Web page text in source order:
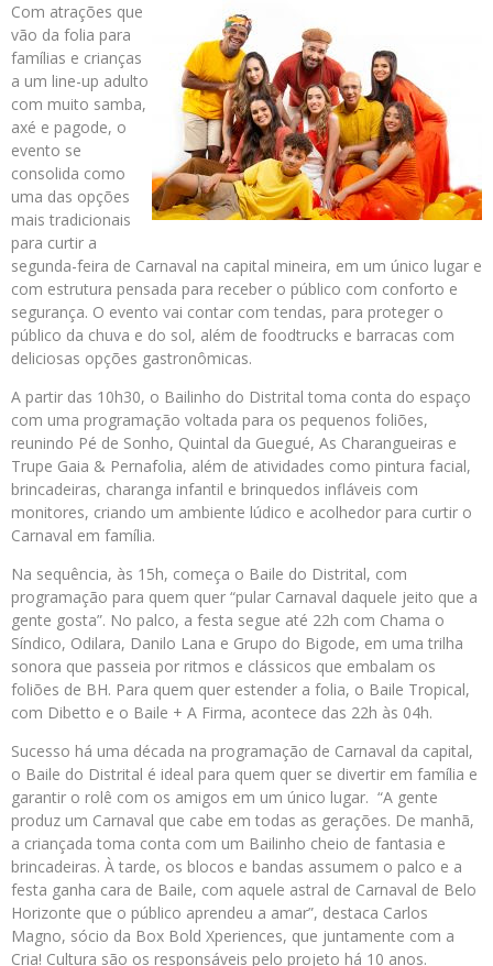
Com atrações que
vão da folia para
famílias e crianças
a um line-up adulto
com muito samba,
axé e pagode, o
evento se
consolida como
uma das opções
mais tradicionais
para curtir a
segunda-feira de Carnaval na capital mineira, em um único lugar e
com estrutura pensada para receber o público com conforto e
segurança. O evento vai contar com tendas, para proteger o
público da chuva e do sol, além de foodtrucks e barracas com
deliciosas opções gastronômicas.
A partir das 10h30, o Bailinho do Distrital toma conta do espaço
com uma programação voltada para os pequenos foliões,
reunindo Pé de Sonho, Quintal da Guegué, As Charangueiras e
Trupe Gaia & Pernafolia, além de atividades como pintura facial,
brincadeiras, charanga infantil e brinquedos infláveis com
monitores, criando um ambiente lúdico e acolhedor para curtir o
Carnaval em família.
Na sequência, às 15h, começa o Baile do Distrital, com
programação para quem quer “pular Carnaval daquele jeito que a
gente gosta”. No palco, a festa segue até 22h com Chama o
Síndico, Odilara, Danilo Lana e Grupo do Bigode, em uma trilha
sonora que passeia por ritmos e clássicos que embalam os
foliões de BH. Para quem quer estender a folia, o Baile Tropical,
com Dibetto e o Baile + A Firma, acontece das 22h às 04h.
Sucesso há uma década na programação de Carnaval da capital,
o Baile do Distrital é ideal para quem quer se divertir em família e
garantir o rolê com os amigos em um único lugar. “A gente
produz um Carnaval que cabe em todas as gerações. De manhã,
a criançada toma conta com um Bailinho cheio de fantasia e
brincadeiras. À tarde, os blocos e bandas assumem o palco e a
festa ganha cara de Baile, com aquele astral de Carnaval de Belo
Horizonte que o público aprendeu a amar”, destaca Carlos
Magno, sócio da Box Bold Xperiences, que juntamente com a
Cria! Cultura são os responsáveis pelo projeto há 10 anos.